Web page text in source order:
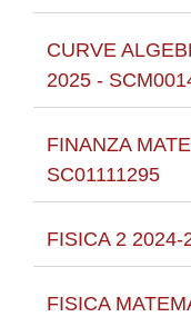
CURVE
2025 -
FINANZA
SC01111295
FISICA 2
FISICA